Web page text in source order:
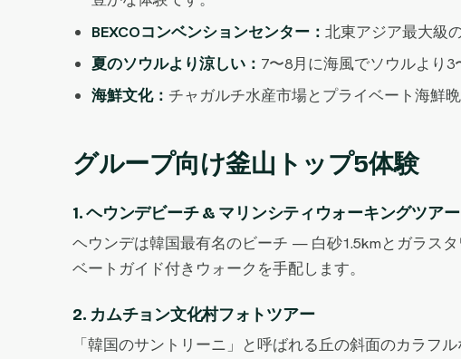
BEXCOコンベンションセンター：北東アジア最大級
夏のソウルより涼しい： 7〜8月に海風でソウルより
海鮮文化： チャガルチ水産市場とプライベート海鮮
グループ向け釜山トップ5体験
1. ヘウンデビーチ & マリンシティウォーキングツアー
ヘウンデは韓国最有名のビーチ — 白砂1.5kmとガラス
ベートガイド付きウォークを手配します。
2. カムチョン文化村フォトツアー
「韓国のサントリーニ」と呼ばれる丘の斜面のカラフ